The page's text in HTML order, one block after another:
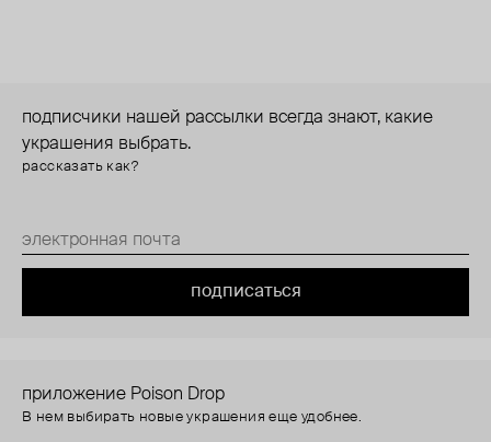
подписчики нашей рассылки всегда знают, какие
украшения выбрать.
рассказать как?
подписаться
приложение Poison Drop
В нем выбирать новые украшения еще удобнее.